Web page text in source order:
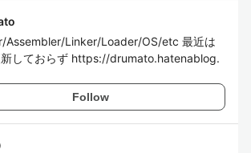
Assembler/Linker/Loader/OS/etc 最近は
新しておらず https://drumato.hatenablog.
Follow